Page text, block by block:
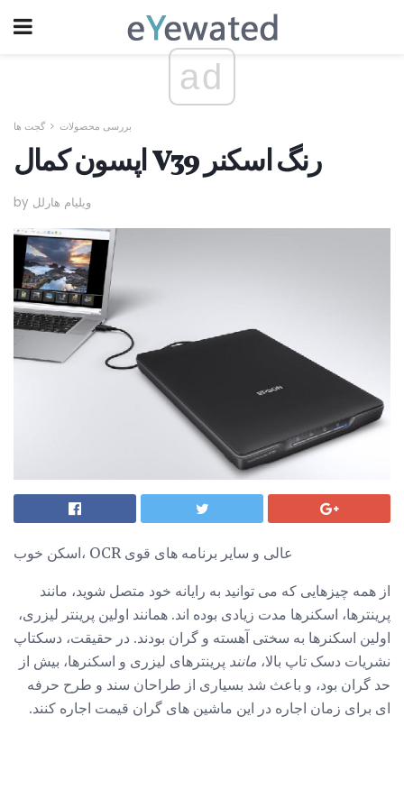
ad
بررسی محصولات گجت ها
اپسون کمال V39 رنگ اسکنر
by ویلیام هارلل
اسکن خوب، OCR عالی و سایر برنامه های قوی
از همه چیزهایی که می توانید به رایانه خود متصل شوید، مانند
پرینترها، اسکنرها مدت زیادی بوده اند. همانند اولین پرینتر لیزری،
اولین اسکنرها به سختی آهسته و گران بودند. در حقیقت، دسکتاپ
نشریات دسک تاپ بالا، مانند پرینترهای لیزری و اسکنرها، بیش از
حد گران بود، و باعث شد بسیاری از طراحان سند و طرح حرفه
ای برای زمان اجاره در این ماشین های گران قیمت اجاره کنند.